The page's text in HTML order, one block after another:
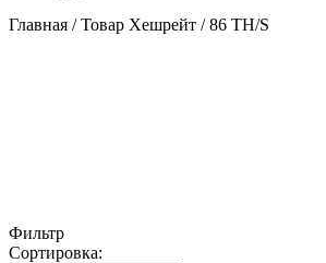
Главная / Товар Хешрейт / 86 TH/S
Фильтр
Сортировка: